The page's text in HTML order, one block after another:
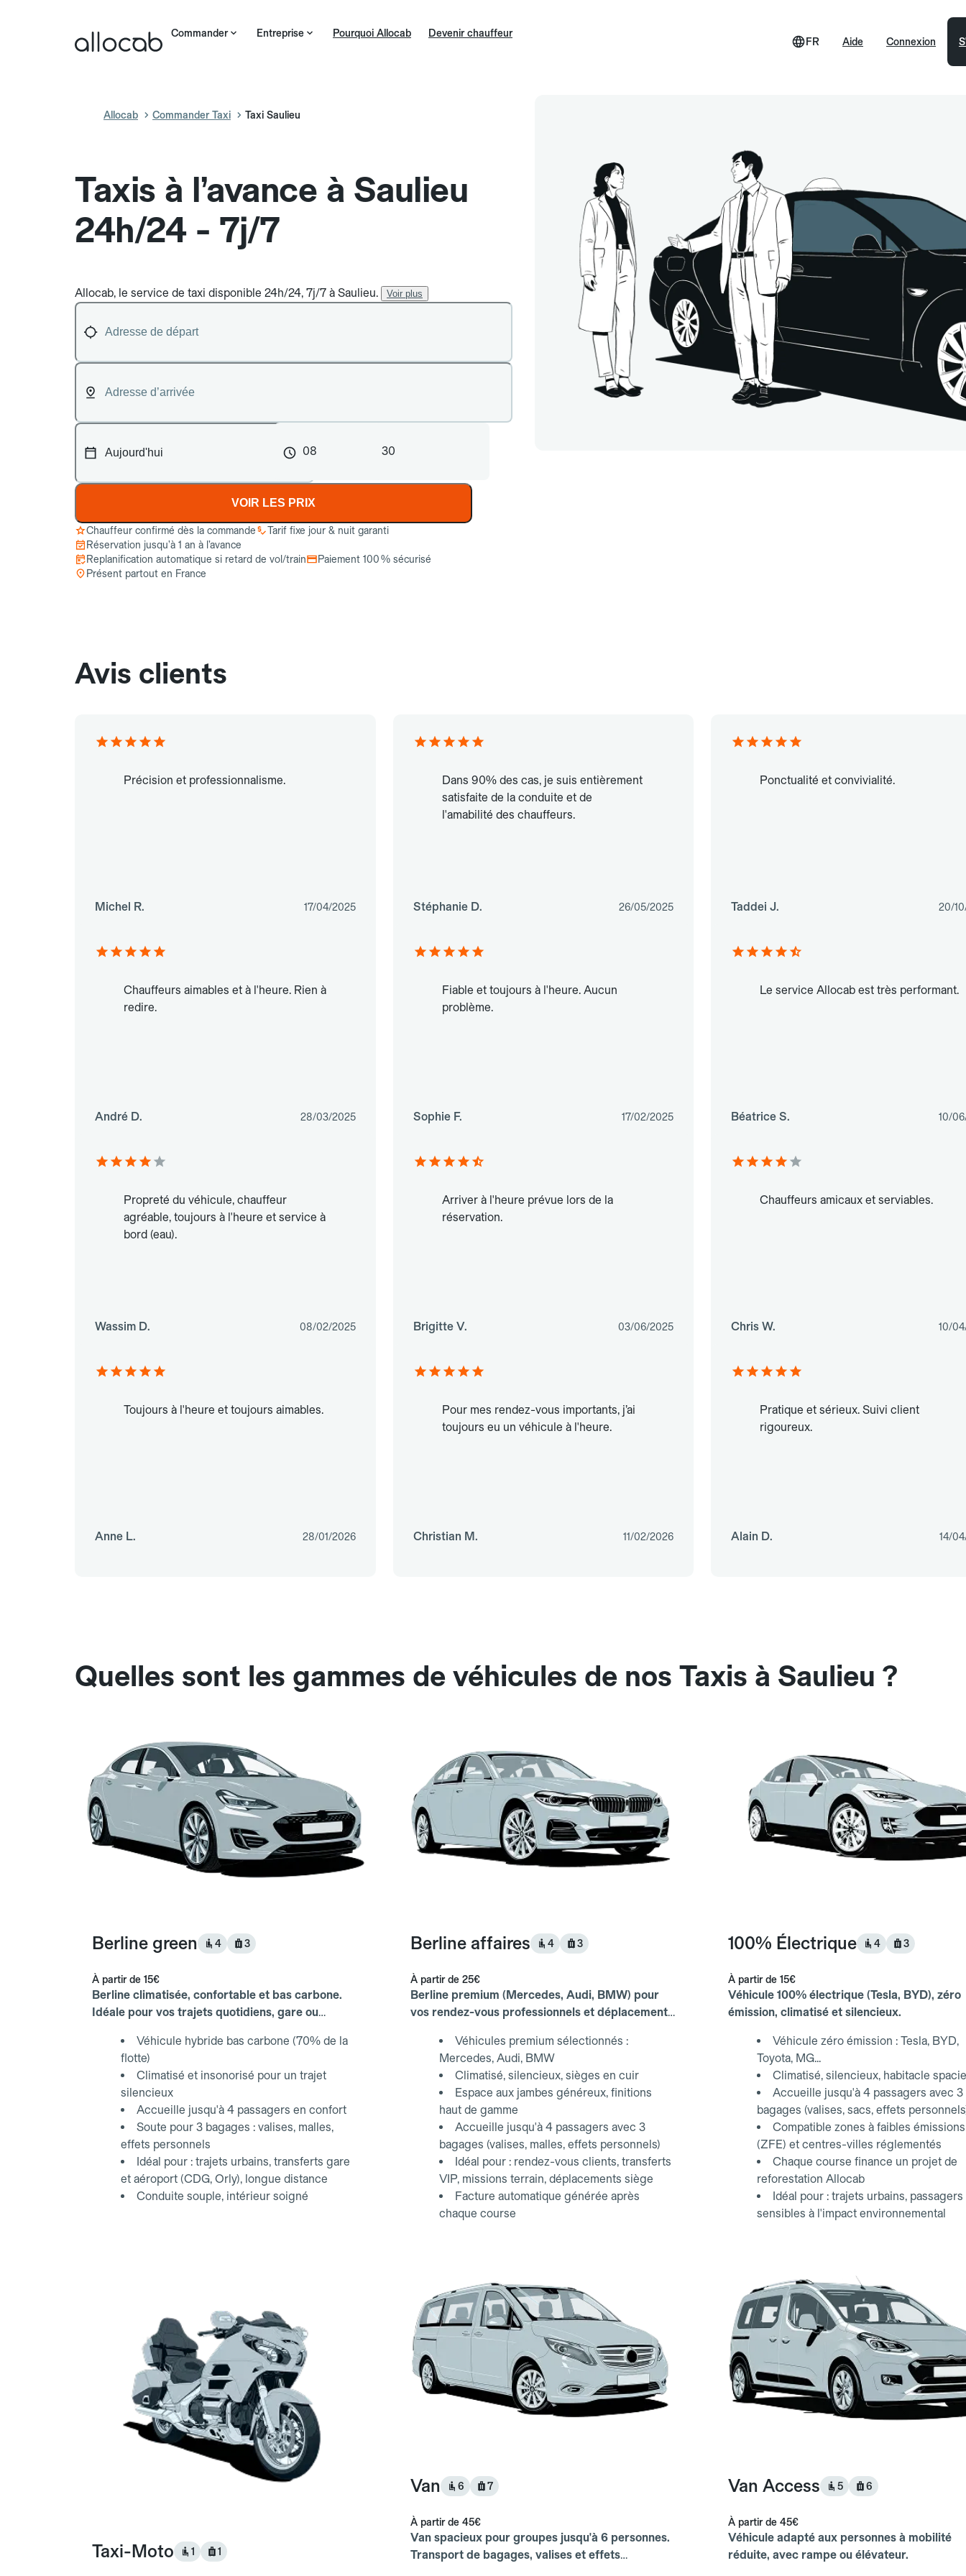
Commander Entreprise Pourquoi Allocab Devenir chauffeur
Aide
FR Connexion
Allocab Commander Taxi Taxi Saulieu
Taxis à l’avance à Saulieu
24h/24 - 7j/7
Allocab, le service de taxi disponible 24h/24, 7j/7 à Saulieu. Voir plus
08 30
VOIR LES PRIX
Chauffeur confirmé dès la commande
Tarif fixe jour & nuit garanti
Réservation jusqu’à 1 an à l’avance
Replanification automatique si retard de vol/train
Paiement 100 % sécurisé
Présent partout en France
Avis clients
Précision et professionnalisme.
Michel R. 17/04/2025
Dans 90% des cas, je suis entièrement
satisfaite de la conduite et de
l'amabilité des chauffeurs.
Stéphanie D. 26/05/2025
Ponctualité et convivialité.
Taddei J. 20/
Chauffeurs aimables et à l'heure. Rien à
redire.
André D. 28/03/2025
Fiable et toujours à l'heure. Aucun
problème.
Sophie F. 17/02/2025
Le service Allocab est très performant.
Béatrice S. 10/
Propreté du véhicule, chauffeur
agréable, toujours à l'heure et service à
bord (eau).
Wassim D. 08/02/2025
Arriver à l'heure prévue lors de la
réservation.
Brigitte V. 03/06/2025
Chauffeurs amicaux et serviables.
Chris W. 10/
Toujours à l'heure et toujours aimables.
Anne L. 28/01/2026
Pour mes rendez-vous importants, j’ai
toujours eu un véhicule à l'heure.
Christian M. 11/02/2026
Pratique et sérieux. Suivi client
rigoureux.
Alain D. 14/
Quelles sont les gammes de véhicules de nos Taxis à Saulieu ?
Berline green 4 3
À partir de 15€
Berline climatisée, confortable et bas carbone.
Idéale pour vos trajets quotidiens, gare ou
Véhicule hybride bas carbone (70% de la
flotte)
Climatisé et insonorisé pour un trajet
silencieux
Accueille jusqu'à 4 passagers en confort
Soute pour 3 bagages : valises, malles,
effets personnels
Idéal pour : trajets urbains, transferts gare
et aéroport (CDG, Orly), longue distance
Conduite souple, intérieur soigné
Berline affaires 4 3
À partir de 25€
Berline premium (Mercedes, Audi, BMW) pour
vos rendez-vous professionnels et déplacements
Véhicules premium sélectionnés :
Mercedes, Audi, BMW
Climatisé, silencieux, sièges en cuir
Espace aux jambes généreux, finitions
haut de gamme
Accueille jusqu'à 4 passagers avec 3
bagages (valises, malles, effets personnels)
Idéal pour : rendez-vous clients, transferts
VIP, missions terrain, déplacements siège
Facture automatique générée après
chaque course
100% Électrique 4 3
À partir de 15€
Véhicule 100% électrique (Tesla, BYD), zéro
émission, climatisé et silencieux.
Véhicule zéro émission : Tesla, BYD,
Toyota, MG...
Climatisé, silencieux, habitacle
Accueille jusqu'à 4 passagers avec 3
bagages (valises, sacs, effets
Compatible zones à faibles émissions
(ZFE) et centres-villes réglementés
Chaque course finance un projet de
reforestation Allocab
Idéal pour : trajets urbains, passagers
sensibles à l'impact environnemental
Taxi-Moto 1 1
Van 6 7
À partir de 45€
Van spacieux pour groupes jusqu'à 6 personnes.
Transport de bagages, valises et effets
Van Access 5 6
À partir de 45€
Véhicule adapté aux personnes à mobilité
réduite, avec rampe ou élévateur.